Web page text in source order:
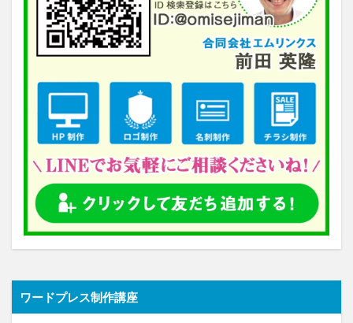
ワードプレス制作講座